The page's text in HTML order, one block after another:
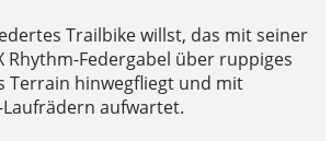
Trailbike willst, das mit seiner
Rhythm-Federgabel über ruppiges
Terrain hinwegfliegt und mit
Laufrädern aufwartet.